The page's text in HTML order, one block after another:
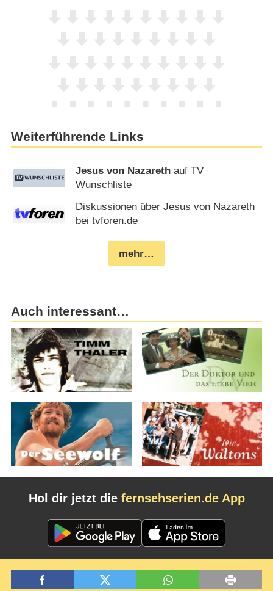
Weiterführende Links
Jesus von Nazareth auf TV
Wunschliste
Diskussionen über Jesus von Nazareth
bei tvforen.de
mehr…
Auch interessant…
Hol dir jetzt die fernsehserien.de App